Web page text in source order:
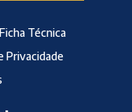
Ficha Técnica
Privacidade